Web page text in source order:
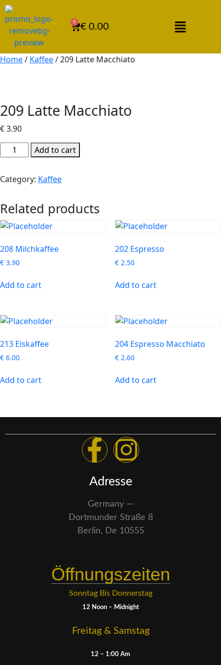
€ 0.00
0
Home/ Kaffee/ 209 Latte Macchiato
209 Latte Macchiato
€3.90
Add to cart
Category: Kaffee
Related products
208 Milchkaffee
€ 3.90
Add to cart
202 Espresso
€2.50
Add to cart
213 Eiskaffee
€ 6.00
Add to cart
204 Espresso Macchiato
€2.60
Add to cart
Adresse
Germany —
Dortmunder Straße 8
Berlin, De 10555
Öffnungszeiten
Sonntag Bis Donnerstag
12 Noon – Midnight
Freitag & Samstag
12 – 1:00 Am